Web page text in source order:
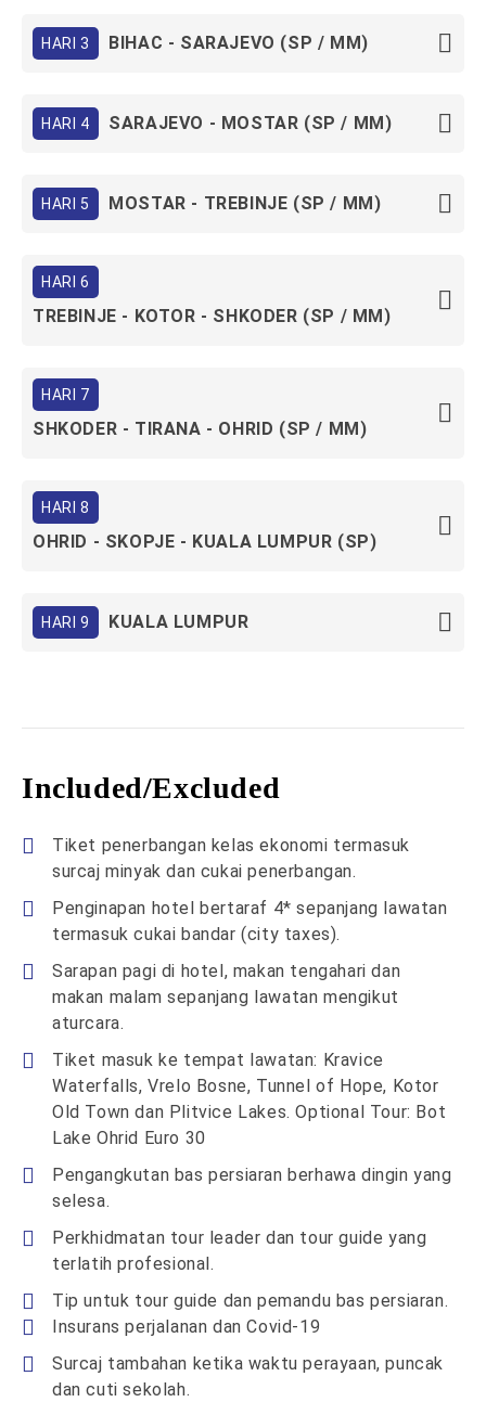
HARI 3 BIHAC - SARAJEVO (SP / MM)
HARI 4 SARAJEVO - MOSTAR (SP / MM)
HARI 5 MOSTAR - TREBINJE (SP / MM)
HARI 6
TREBINJE - KOTOR - SHKODER (SP / MM)
HARI 7
SHKODER - TIRANA - OHRID (SP / MM)
HARI 8
OHRID - SKOPJE - KUALA LUMPUR (SP)
HARI 9 KUALA LUMPUR
Included/Excluded
Tiket penerbangan kelas ekonomi termasuk
surcaj minyak dan cukai penerbangan.
Penginapan hotel bertaraf 4* sepanjang lawatan
termasuk cukai bandar (city taxes).
Sarapan pagi di hotel, makan tengahari dan
makan malam sepanjang lawatan mengikut
aturcara.
Tiket masuk ke tempat lawatan: Kravice
Waterfalls, Vrelo Bosne, Tunnel of Hope, Kotor
Old Town dan Plitvice Lakes. Optional Tour: Bot
Lake Ohrid Euro 30
Pengangkutan bas persiaran berhawa dingin yang
selesa.
Perkhidmatan tour leader dan tour guide yang
terlatih profesional.
Tip untuk tour guide dan pemandu bas persiaran.
Insurans perjalanan dan Covid-19
Surcaj tambahan ketika waktu perayaan, puncak
dan cuti sekolah.